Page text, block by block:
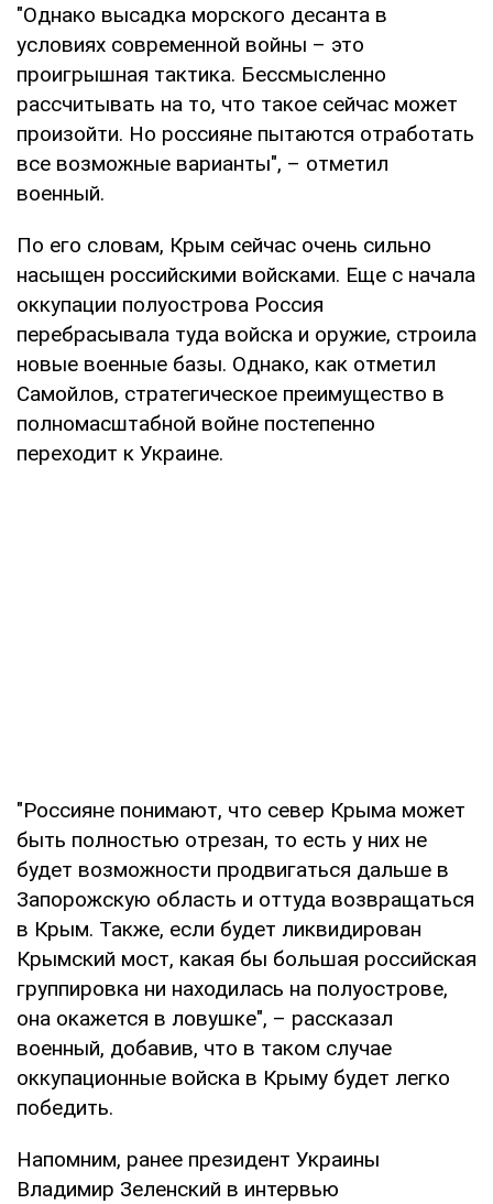
"Однако высадка морского десанта в
условиях современной войны – это
проигрышная тактика. Бессмысленно
рассчитывать на то, что такое сейчас может
произойти. Но россияне пытаются отработать
все возможные варианты", – отметил
военный.
По его словам, Крым сейчас очень сильно
насыщен российскими войсками. Еще с начала
оккупации полуострова Россия
перебрасывала туда войска и оружие, строила
новые военные базы. Однако, как отметил
Самойлов, стратегическое преимущество в
полномасштабной войне постепенно
переходит к Украине.
"Россияне понимают, что север Крыма может
быть полностью отрезан, то есть у них не
будет возможности продвигаться дальше в
Запорожскую область и оттуда возвращаться
в Крым. Также, если будет ликвидирован
Крымский мост, какая бы большая российская
группировка ни находилась на полуострове,
она окажется в ловушке", – рассказал
военный, добавив, что в таком случае
оккупационные войска в Крыму будет легко
победить.
Напомним, ранее президент Украины
Владимир Зеленский в интервью